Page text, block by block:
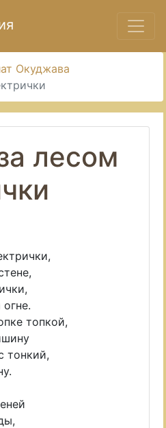
Окуджава
лесом
топкой,
тонкий,